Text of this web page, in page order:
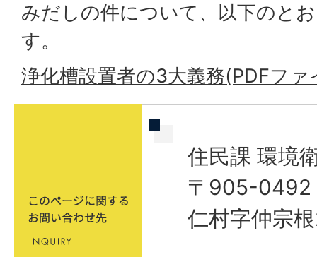
みだしの件について、以下のと
す。
浄化槽設置者の3大義務(PDFフ
住民課 環境
〒905-0492
仁村字仲宗